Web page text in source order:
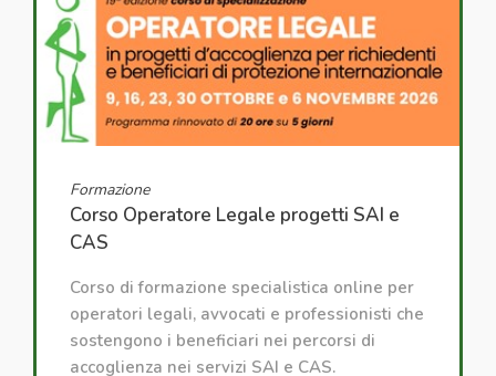
Formazione
Corso Operatore Legale progetti SAI e
CAS
Corso di formazione specialistica online per
operatori legali, avvocati e professionisti che
sostengono i beneficiari nei percorsi di
accoglienza nei servizi SAI e CAS.